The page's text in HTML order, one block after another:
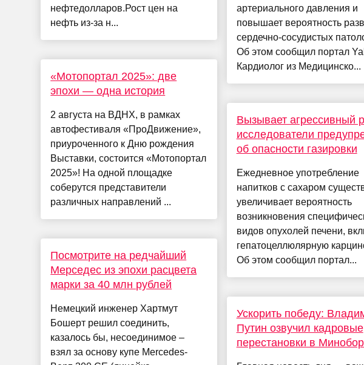
нефтедолларов.Рост цен на
нефть из-за н...
«Мотопортал 2025»: две
эпохи — одна история
2 августа на ВДНХ, в рамках
автофестиваля «ПроДвижение»,
приуроченного к Дню рождения
Выставки, состоится «Мотопортал
2025»! На одной площадке
соберутся представители
различных направлений ...
Посмотрите на редчайший
Мерседес из эпохи расцвета
марки за 40 млн рублей
Немецкий инженер Хартмут
Бошерт решил соединить,
казалось бы, несоединимое –
взял за основу купе Mercedes-
артериального давления и
повышает вероятность
сердечно-сосудистых
Об этом сообщил портал
Кардиолог из Медицинско...
Вызывает агрессивный
исследователи
об опасности газировки
Ежедневное употребление
напитков с сахаром
увеличивает вероятность
возникновения
видов опухолей печени,
гепатоцеллюлярную
Об этом сообщил портал...
Ускорить победу:
Путин озвучил кадровые
перестановки в